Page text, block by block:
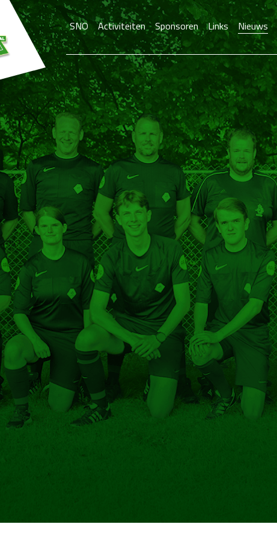
SNO Activiteiten Sponsoren Links Nieuws